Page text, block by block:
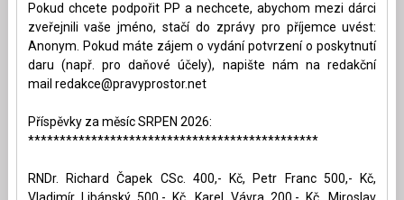
Pokud chcete podpořit PP a nechcete, abychom mezi dárci
zveřejnili vaše jméno, stačí do zprávy pro příjemce uvést:
Anonym. Pokud máte zájem o vydání potvrzení o poskytnutí
daru (např. pro daňové účely), napište nám na redakční
mail redakce@pravyprostor.net
Příspěvky za měsíc SRPEN 2026:
**********************************************
RNDr. Richard Čapek CSc. 400,- Kč, Petr Franc 500,- Kč,